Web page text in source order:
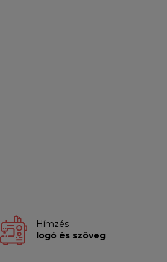
Hímzés
logó és szöveg